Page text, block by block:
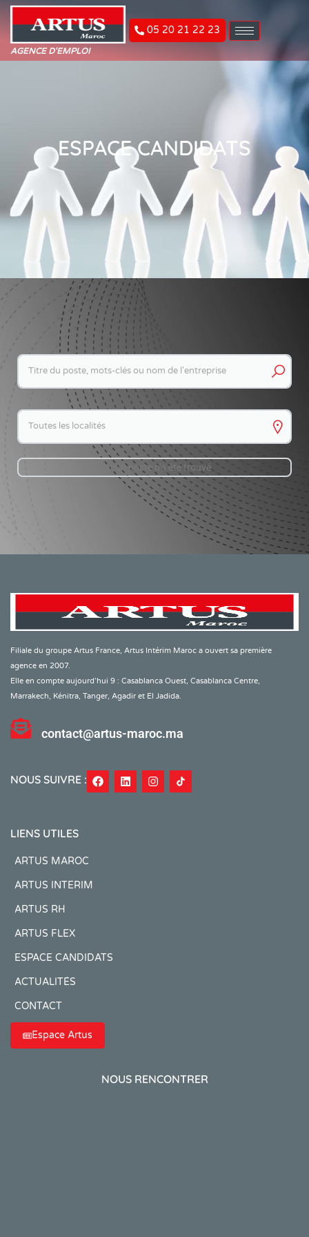
AGENCE D'EMPLOI
05 20 21 22 23
ESPACE CANDIDATS
Keywords
Keywords
Aucun poste n'a été trouvé
Filiale du groupe Artus France, Artus Intérim Maroc a ouvert sa première
agence en 2007.
Elle en compte aujourd’hui 9 : Casablanca Ouest, Casablanca Centre,
Marrakech, Kénitra, Tanger, Agadir et El Jadida.
contact@artus-maroc.ma
NOUS SUIVRE :
LIENS UTILES
ARTUS MAROC
ARTUS INTERIM
ARTUS RH
ARTUS FLEX
ESPACE CANDIDATS
ACTUALITÉS
CONTACT
Espace Artus
NOUS RENCONTRER